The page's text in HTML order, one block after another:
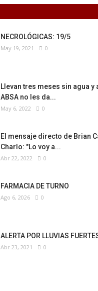
NECROLÓGICAS: 19/5
May 19, 2021 0
Llevan tres meses sin agua y
ABSA no les da...
May 6, 2022 0
El mensaje directo de Brian
Charlo: "Lo voy a...
Abr 22, 2022 0
FARMACIA DE TURNO
Ago 6, 2026 0
ALERTA POR LLUVIAS
Abr 23, 2021 0